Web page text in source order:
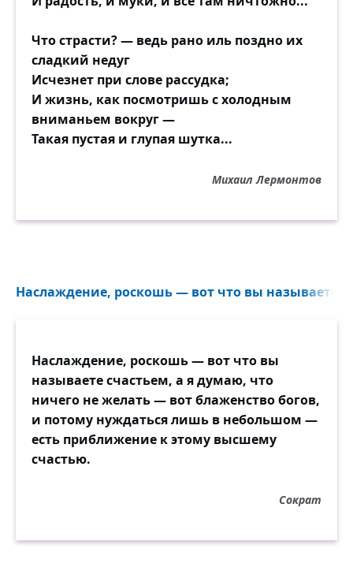
Что страсти? — ведь рано иль поздно их
сладкий недуг
Исчезнет при слове рассудка;
И жизнь, как посмотришь с холодным
вниманьем вокруг —
Такая пустая и глупая шутка...
Михаил Лермонтов
Наслаждение, роскошь — вот что вы называете
Наслаждение, роскошь — вот что вы
называете счастьем, а я думаю, что
ничего не желать — вот блаженство богов,
и потому нуждаться лишь в небольшом —
есть приближение к этому высшему
счастью.
Сократ